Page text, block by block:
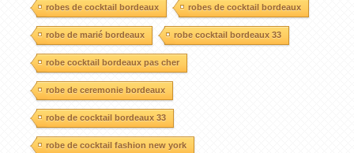
robes de cocktail bordeaux robes de cocktail bordeaux
robe de marié bordeaux robe cocktail bordeaux 33
robe cocktail bordeaux pas cher
robe de ceremonie bordeaux
robe de cocktail bordeaux 33
robe de cocktail fashion new york